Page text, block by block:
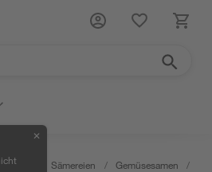
✕
Sämereien / Gemüsesamen /